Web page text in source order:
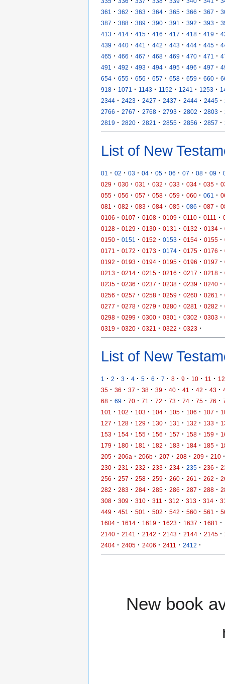
361
· 362 · 363 · 364 · 365 · 366 · 367 ·
387 · 388 · 389 · 390 · 391 · 392 · 393 ·
413 · 414 · 415 · 416 · 417 · 418 · 419 ·
439 · 440 · 441 · 442 · 443 · 444 · 445 ·
465 · 466 · 467 · 468 · 469 · 470 · 471 ·
491
· 492 · 493 · 494 · 495 · 496 · 497 ·
654 · 655 · 656 · 657 · 658 · 659 · 660 ·
918 · 1071 · 1143 · 1152 · 1241 · 1253 ·
2344 · 2423 · 2427 · 2437 · 2444 · 2445 ·
2766 · 2767 · 2768 · 2793 · 2802 · 2803 ·
2819 · 2820 · 2821 · 2855 · 2856 · 2857 ·
List of New
01 · 02 · 03 · 04 · 05 · 06 · 07 · 08 · 09 ·
029 · 030 · 031 · 032 · 033 · 034 · 035 ·
055 · 056 · 057 · 058 · 059 · 060 · 061 ·
081
· 082 · 083 · 084 · 085 · 086 · 087 ·
0106 · 0107 · 0108 · 0109 · 0110 · 0111 ·
0128 · 0129 · 0130 · 0131 · 0132 · 0134 ·
0150 · 0151 · 0152 · 0153 · 0154 · 0155 ·
0171
· 0172 · 0173 · 0174 · 0175 · 0176 ·
0192 · 0193 · 0194 · 0195 · 0196 · 0197 ·
0213 · 0214 · 0215 · 0216 · 0217 · 0218 ·
0235 · 0236 · 0237 · 0238 · 0239 · 0240 ·
0256 · 0257 · 0258 · 0259 · 0260 · 0261 ·
0277 · 0278 · 0279 · 0280 · 0281 · 0282 ·
0298 · 0299 · 0300 · 0301 · 0302 · 0303 ·
0319 · 0320 · 0321 · 0322 · 0323 ·
List of New
1 · 2 · 3 · 4 · 5 · 6 · 7 · 8 · 9 · 10 · 11 · 12
35 · 36 · 37 · 38 · 39 · 40 · 41 · 42 · 43 ·
68 · 69 · 70 · 71 · 72 · 73 · 74 · 75 · 76 ·
101
· 102 · 103 · 104 · 105 · 106 · 107 ·
127 · 128 · 129 · 130 · 131 · 132 · 133 ·
153 · 154 · 155 · 156 · 157 · 158 · 159 ·
179 · 180 · 181 · 182 · 183 · 184 · 185 ·
205 · 206a · 206b · 207 · 208 · 209 · 210 ·
230 · 231 · 232 · 233 · 234 · 235 · 236 ·
256 · 257 · 258 · 259 · 260 · 261 · 262 ·
282 · 283 · 284 · 285 · 286 · 287 · 288 ·
308 · 309 · 310 · 311 · 312 · 313 · 314 ·
449 · 451 · 501 · 502 · 542 · 560 · 561 ·
1604 · 1614 · 1619 · 1623 · 1637 · 1681 ·
2140 · 2141 · 2142 · 2143 · 2144 · 2145 ·
2404 · 2405 · 2406 · 2411 · 2412 ·
New book